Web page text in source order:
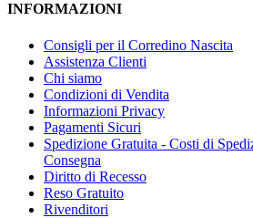
INFORMAZIONI
Consigli per il Corredino Nascita
Assistenza Clienti
Chi siamo
Condizioni di Vendita
Informazioni Privacy
Pagamenti Sicuri
Spedizione Gratuita - Costi di
Consegna
Diritto di Recesso
Reso Gratuito
Rivenditori